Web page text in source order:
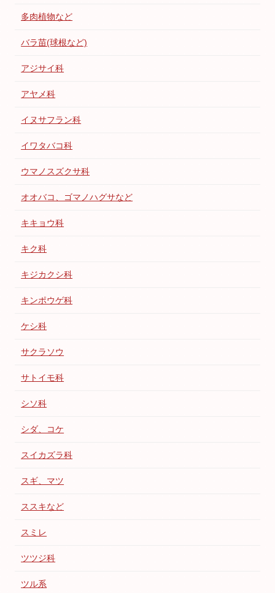
多肉植物など
バラ苗(球根など)
アジサイ科
アヤメ科
イヌサフラン科
イワタバコ科
ウマノスズクサ科
オオバコ、ゴマノハグサなど
キキョウ科
キク科
キジカクシ科
キンポウゲ科
ケシ科
サクラソウ
サトイモ科
シソ科
シダ、コケ
スイカズラ科
スギ、マツ
ススキなど
スミレ
ツツジ科
ツル系